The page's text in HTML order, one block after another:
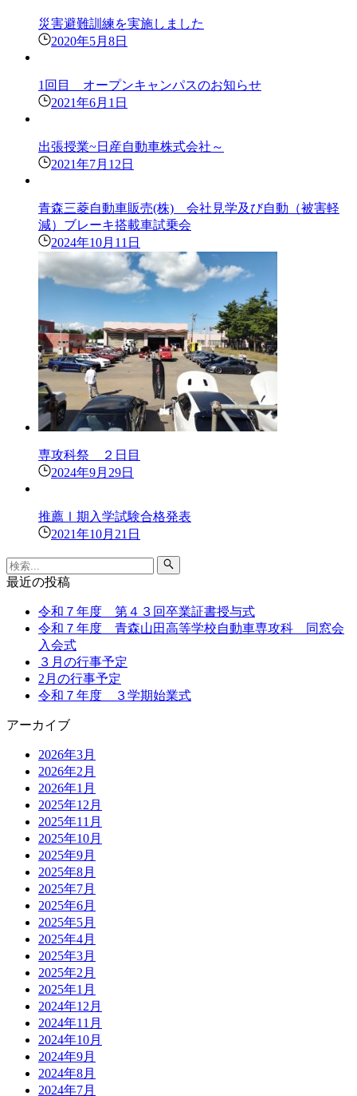
災害避難訓練を実施しました
2020年5月8日
1回目 オープンキャンパスのお知らせ
2021年6月1日
出張授業~日産自動車株式会社～
2021年7月12日
青森三菱自動車販売(株) 会社見学及び自動（被害軽
減）ブレーキ搭載車試乗会
2024年10月11日
専攻科祭 ２日目
2024年9月29日
推薦Ⅰ期入学試験合格発表
2021年10月21日
最近の投稿
令和７年度 第４３回卒業証書授与式
令和７年度 青森山田高等学校自動車専攻科 同窓会
入会式
３月の行事予定
2月の行事予定
令和７年度 ３学期始業式
アーカイブ
2026年3月
2026年2月
2026年1月
2025年12月
2025年11月
2025年10月
2025年9月
2025年8月
2025年7月
2025年6月
2025年5月
2025年4月
2025年3月
2025年2月
2025年1月
2024年12月
2024年11月
2024年10月
2024年9月
2024年8月
2024年7月